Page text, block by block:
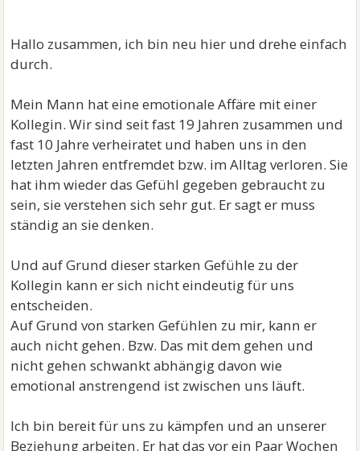
Hallo zusammen, ich bin neu hier und drehe einfach
durch.
Mein Mann hat eine emotionale Affäre mit einer
Kollegin. Wir sind seit fast 19 Jahren zusammen und
fast 10 Jahre verheiratet und haben uns in den
letzten Jahren entfremdet bzw. im Alltag verloren. Sie
hat ihm wieder das Gefühl gegeben gebraucht zu
sein, sie verstehen sich sehr gut. Er sagt er muss
ständig an sie denken.
Und auf Grund dieser starken Gefühle zu der
Kollegin kann er sich nicht eindeutig für uns
entscheiden.
Auf Grund von starken Gefühlen zu mir, kann er
auch nicht gehen. Bzw. Das mit dem gehen und
nicht gehen schwankt abhängig davon wie
emotional anstrengend ist zwischen uns läuft.
Ich bin bereit für uns zu kämpfen und an unserer
Beziehung arbeiten. Er hat das vor ein Paar Wochen